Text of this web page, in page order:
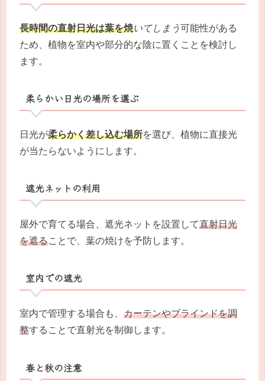
長時間の直射日光は葉を焼いてしまう可能性がある
ため、植物を室内や部分的な陰に置くことを検討し
ます。
柔らかい日光の場所を選ぶ
日光が柔らかく差し込む場所を選び、植物に直接光
が当たらないようにします。
遮光ネットの利用
屋外で育てる場合、遮光ネットを設置して直射日光
を遮ることで、葉の焼けを予防します。
室内での遮光
室内で管理する場合も、 カーテンやブラインドを調
整することで直射光を制御します。
春と秋の注意